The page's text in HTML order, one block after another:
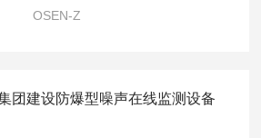
OSEN-Z